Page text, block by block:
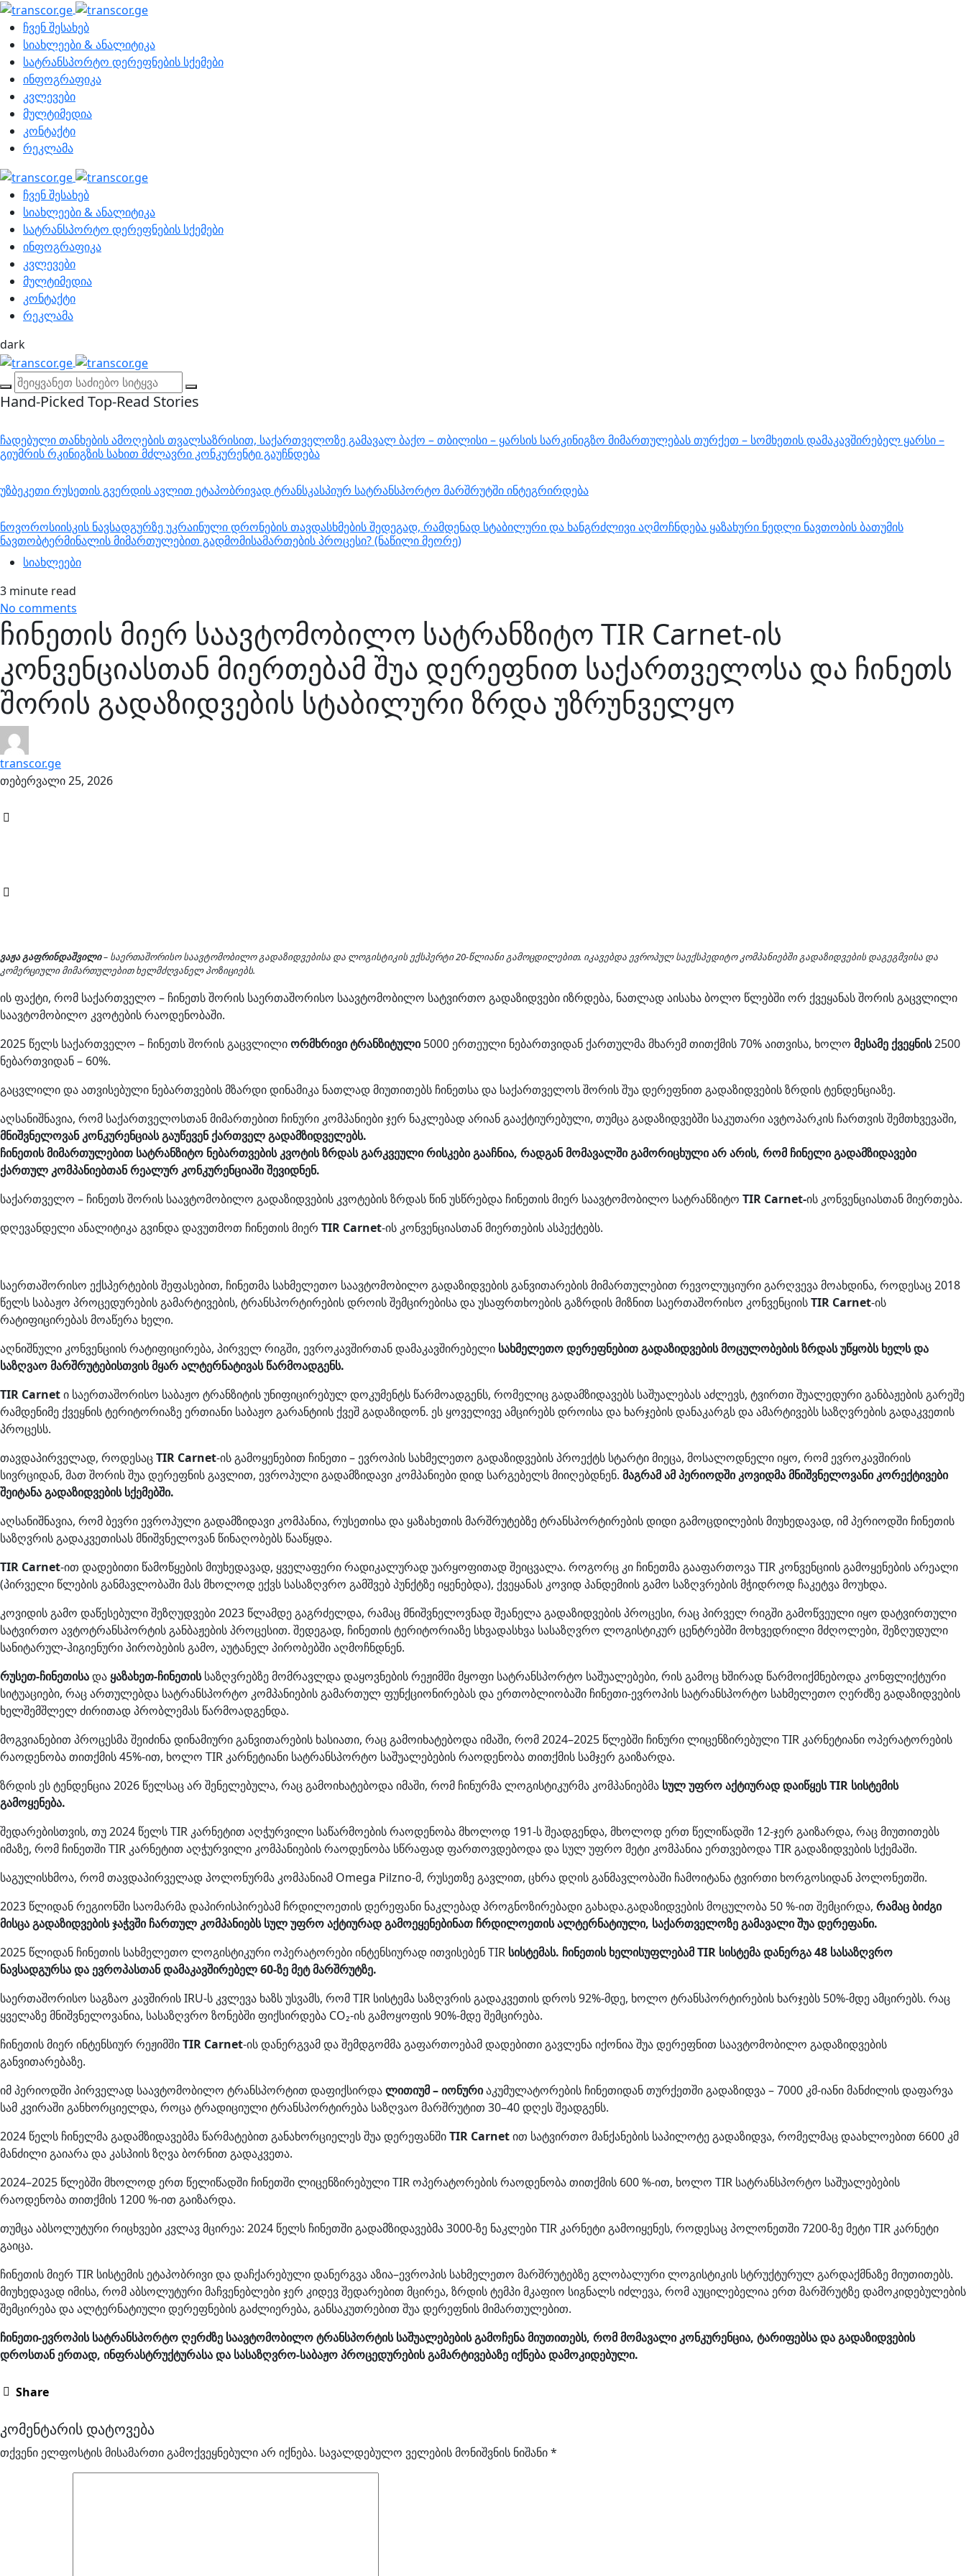
ჩვენ შესახებ
სიახლეები & ანალიტიკა
სატრანსპორტო დერეფნების სქემები
ინფოგრაფიკა
კვლევები
მულტიმედია
კონტაქტი
რეკლამა
ჩვენ შესახებ
სიახლეები & ანალიტიკა
სატრანსპორტო დერეფნების სქემები
ინფოგრაფიკა
კვლევები
მულტიმედია
კონტაქტი
რეკლამა
dark
Hand-Picked Top-Read Stories
ჩადებული თანხების ამოღების თვალსაზრისით, საქართველოზე გამავალ ბაქო – თბილისი – ყარსის სარკინიგზო მიმართულებას თურქეთ – სომხეთის დამაკავშირებელ ყარსი –
გიუმრის რკინიგზის სახით მძლავრი კონკურენტი გაუჩნდება
უზბეკეთი რუსეთის გვერდის ავლით ეტაპობრივად ტრანსკასპიურ სატრანსპორტო მარშრუტში ინტეგრირდება
ნოვოროსიისკის ნავსადგურზე უკრაინული დრონების თავდასხმების შედეგად, რამდენად სტაბილური და ხანგრძლივი აღმოჩნდება ყაზახური ნედლი ნავთობის ბათუმის
ნავთობტერმინალის მიმართულებით გადმომისამართების პროცესი? (ნაწილი მეორე)
სიახლეები
3 minute read
No comments
ჩინეთის მიერ საავტომობილო სატრანზიტო TIR Carnet-ის
კონვენციასთან მიერთებამ შუა დერეფნით საქართველოსა და ჩინეთს
შორის გადაზიდვების სტაბილური ზრდა უზრუნველყო
transcor.ge
თებერვალი 25, 2026
ვაჟა გაფრინდაშვილი– საერთაშორისო საავტომობილო გადაზიდვებისა და ლოგისტიკის ექსპერტი 20-წლიანი გამოცდილებით. იკავებდა ევროპულ საექსპედიტო კომპანიებში გადაზიდვების დაგეგმვისა და
კომერციული მიმართულებით ხელმძღვანელ პოზიციებს.
ის ფაქტი, რომ საქართველო – ჩინეთს შორის საერთაშორისო საავტომობილო სატვირთო გადაზიდვები იზრდება, ნათლად აისახა ბოლო წლებში ორ ქვეყანას შორის გაცვლილი
საავტომობილო კვოტების რაოდენობაში.
2025 წელს საქართველო – ჩინეთს შორის გაცვლილიორმხრივი ტრანზიტული5000 ერთეული ნებართვიდან ქართულმა მხარემ თითქმის 70% აითვისა, ხოლო მესამე ქვეყნის2500
ნებართვიდან – 60%.
გაცვლილი და ათვისებული ნებართვების მზარდი დინამიკა ნათლად მიუთითებს ჩინეთსა და საქართველოს შორის შუა დერეფნით გადაზიდვების ზრდის ტენდენციაზე.
აღსანიშნავია, რომ საქართველოსთან მიმართებით ჩინური კომპანიები ჯერ ნაკლებად არიან გააქტიურებული, თუმცა გადაზიდვებში საკუთარი ავტოპარკის ჩართვის შემთხვევაში,
მნიშვნელოვანკონკურენციას გაუწევენ ქართველ გადამზიდველებს.
ჩინეთის მიმართულებით სატრანზიტო ნებართვების კვოტის ზრდას გარკვეული რისკები გააჩნია, რადგან მომავალში გამორიცხული არ არის, რომ ჩინელი გადამზიდავები
ქართულ კომპანიებთან რეალურ კონკურენციაში შევიდნენ.
საქართველო – ჩინეთს შორის საავტომობილო გადაზიდვების კვოტების ზრდას წინ უსწრებდა ჩინეთის მიერ საავტომობილო სატრანზიტო TIR Carnet-ის კონვენციასთან მიერთება.
დღევანდელი ანალიტიკა გვინდა დავუთმოთ ჩინეთის მიერ TIR Carnet-ის კონვენციასთან მიერთების ასპექტებს.
საერთაშორისო ექსპერტების შეფასებით, ჩინეთმა სახმელეთო საავტომობილო გადაზიდვების განვითარების მიმართულებით რევოლუციური გარღვევა მოახდინა, როდესაც 2018
წელს საბაჟო პროცედურების გამარტივების, ტრანსპორტირების დროის შემცირებისა და უსაფრთხოების გაზრდის მიზნით საერთაშორისო კონვენციისTIR Carnet-ის
რატიფიცირებას მოაწერა ხელი.
აღნიშნული კონვენციის რატიფიცირება, პირველ რიგში, ევროკავშირთან დამაკავშირებელი სახმელეთო დერეფნებით გადაზიდვების მოცულობების ზრდას უწყობს ხელს და
საზღვაო მარშრუტებისთვის მყარ ალტერნატივას წარმოადგენს.
TIR Carnetი საერთაშორისო საბაჟო ტრანზიტის უნიფიცირებულ დოკუმენტს წარმოადგენს, რომელიც გადამზიდავებს საშუალებას აძლევს, ტვირთი შუალედური განბაჟების გარეშე
რამდენიმე ქვეყნის ტერიტორიაზე ერთიანი საბაჟო გარანტიის ქვეშ გადაზიდონ. ეს ყოველივე ამცირებს დროისა და ხარჯების დანაკარგს და ამარტივებს საზღვრების გადაკვეთის
პროცესს.
თავდაპირველად, როდესაცTIR Carnet-ის გამოყენებით ჩინეთი – ევროპის სახმელეთო გადაზიდვების პროექტს სტარტი მიეცა, მოსალოდნელი იყო, რომ ევროკავშირის
სივრციდან, მათ შორის შუა დერეფნის გავლით, ევროპული გადამზიდავი კომპანიები დიდ სარგებელს მიიღებდნენ. მაგრამ ამ პერიოდში კოვიდმა მნიშვნელოვანი კორექტივები
შეიტანა გადაზიდვების სქემებში.
აღსანიშნავია, რომ ბევრი ევროპული გადამზიდავი კომპანია, რუსეთისა და ყაზახეთის მარშრუტებზე ტრანსპორტირების დიდი გამოცდილების მიუხედავად, იმ პერიოდში ჩინეთის
საზღვრის გადაკვეთისას მნიშვნელოვან წინაღობებს წააწყდა.
TIR Carnet-ით დადებითი წამოწყების მიუხედავად, ყველაფერი რადიკალურად უარყოფითად შეიცვალა. როგორც კი ჩინეთმა გააფართოვა TIR კონვენციის გამოყენების არეალი
(პირველი წლების განმავლობაში მას მხოლოდ ექვს სასაზღვრო გამშვებ პუნქტზე იყენებდა), ქვეყანას კოვიდ პანდემიის გამო საზღვრების მჭიდროდ ჩაკეტვა მოუხდა.
კოვიდის გამო დაწესებული შეზღუდვები 2023 წლამდე გაგრძელდა, რამაც მნიშვნელოვნად შეანელა გადაზიდვების პროცესი, რაც პირველ რიგში გამოწვეული იყო დატვირთული
სატვირთო ავტოტრანსპორტის განბაჟების პროცესით. შედეგად, ჩინეთის ტერიტორიაზე სხვადასხვა სასაზღვრო ლოგისტიკურ ცენტრებში მოხვედრილი მძღოლები, შეზღუდული
სანიტარულ-ჰიგიენური პირობების გამო, აუტანელ პირობებში აღმოჩნდნენ.
რუსეთ-ჩინეთისადაყაზახეთ-ჩინეთისსაზღვრებზე მომრავლდა დაყოვნების რეჟიმში მყოფი სატრანსპორტო საშუალებები, რის გამოც ხშირად წარმოიქმნებოდა კონფლიქტური
სიტუაციები, რაც ართულებდა სატრანსპორტო კომპანიების გამართულ ფუნქციონირებას და ერთობლიობაში ჩინეთი-ევროპის სატრანსპორტო სახმელეთო ღერძზე გადაზიდვების
ხელშემშლელ ძირითად პრობლემას წარმოადგენდა.
მოგვიანებით პროცესმა შეიძინა დინამიური განვითარების ხასიათი, რაც გამოიხატებოდა იმაში, რომ 2024–2025 წლებში ჩინური ლიცენზირებული TIR კარნეტიანი ოპერატორების
რაოდენობა თითქმის 45%-ით, ხოლო TIR კარნეტიანი სატრანსპორტო საშუალებების რაოდენობა თითქმის სამჯერ გაიზარდა.
ზრდის ეს ტენდენცია 2026 წელსაც არ შენელებულა, რაც გამოიხატებოდა იმაში, რომ ჩინურმა ლოგისტიკურმა კომპანიებმა სულ უფრო აქტიურად დაიწყეს TIR სისტემის
გამოყენება.
შედარებისთვის, თუ 2024 წელს TIR კარნეტით აღჭურვილი საწარმოების რაოდენობა მხოლოდ 191-ს შეადგენდა, მხოლოდ ერთ წელიწადში 12-ჯერ გაიზარდა, რაც მიუთითებს
იმაზე, რომ ჩინეთში TIR კარნეტით აღჭურვილი კომპანიების რაოდენობა სწრაფად ფართოვდებოდა და სულ უფრო მეტი კომპანია ერთვებოდა TIR გადაზიდვების სქემაში.
საგულისხმოა, რომ თავდაპირველად პოლონურმა კომპანიამ Omega Pilzno-მ, რუსეთზე გავლით, ცხრა დღის განმავლობაში ჩამოიტანა ტვირთი ხორგოსიდან პოლონეთში.
2023 წლიდან რეგიონში საომარმა დაპირისპირებამ ჩრდილოეთის დერეფანი ნაკლებად პროგნოზირებადი გახადა.გადაზიდვების მოცულობა 50 %-ით შემცირდა, რამაც ბიძგი
მისცა გადაზიდვების ჯაჭვში ჩართულ კომპანიებს სულ უფრო აქტიურად გამოეყენებინათ ჩრდილოეთის ალტერნატიული, საქართველოზე გამავალი შუა დერეფანი.
2025 წლიდან ჩინეთის სახმელეთო ლოგისტიკური ოპერატორები ინტენსიურად ითვისებენ TIR სისტემას. ჩინეთის ხელისუფლებამ TIR სისტემა დანერგა 48 სასაზღვრო
ნავსადგურსა და ევროპასთან დამაკავშირებელ 60-ზე მეტ მარშრუტზე.
საერთაშორისო საგზაო კავშირის IRU-ს კვლევა ხაზს უსვამს, რომ TIR სისტემა საზღვრის გადაკვეთის დროს 92%-მდე, ხოლო ტრანსპორტირების ხარჯებს 50%-მდე ამცირებს. რაც
ყველაზე მნიშვნელოვანია, სასაზღვრო ზონებში ფიქსირდება CO₂-ის გამოყოფის 90%-მდე შემცირება.
ჩინეთის მიერ ინტენსიურ რეჟიმშიTIR Carnet-ის დანერგვამ და შემდგომმა გაფართოებამ დადებითი გავლენა იქონია შუა დერეფნით საავტომობილო გადაზიდვების
განვითარებაზე.
იმ პერიოდში პირველად საავტომობილო ტრანსპორტით დაფიქსირდალითიუმ – იონურიაკუმულატორების ჩინეთიდან თურქეთში გადაზიდვა – 7000 კმ-იანი მანძილის დაფარვა
სამ კვირაში განხორციელდა, როცა ტრადიციული ტრანსპორტირება საზღვაო მარშრუტით 30–40 დღეს შეადგენს.
2024 წელს ჩინელმა გადამზიდავებმა წარმატებით განახორციელეს შუა დერეფანშიTIR Carnetით სატვირთო მანქანების საპილოტე გადაზიდვა, რომელმაც დაახლოებით 6600 კმ
მანძილი გაიარა და კასპიის ზღვა ბორნით გადაკვეთა.
2024–2025 წლებში მხოლოდ ერთ წელიწადში ჩინეთში ლიცენზირებული TIR ოპერატორების რაოდენობა თითქმის 600 %-ით, ხოლო TIR სატრანსპორტო საშუალებების
რაოდენობა თითქმის 1200 %-ით გაიზარდა.
თუმცა აბსოლუტური რიცხვები კვლავ მცირეა: 2024 წელს ჩინეთში გადამზიდავებმა 3000-ზე ნაკლები TIR კარნეტი გამოიყენეს, როდესაც პოლონეთში 7200-ზე მეტი TIR კარნეტი
გაიცა.
ჩინეთის მიერ TIR სისტემის ეტაპობრივი და დაჩქარებული დანერგვა აზია–ევროპის სახმელეთო მარშრუტებზე გლობალური ლოგისტიკის სტრუქტურულ გარდაქმნაზე მიუთითებს.
მიუხედავად იმისა, რომ აბსოლუტური მაჩვენებლები ჯერ კიდევ შედარებით მცირეა, ზრდის ტემპი მკაფიო სიგნალს იძლევა, რომ აუცილებელია ერთ მარშრუტზე დამოკიდებულების
შემცირება და ალტერნატიული დერეფნების გაძლიერება, განსაკუთრებით შუა დერეფნის მიმართულებით.
ჩინეთი-ევროპის სატრანსპორტო ღერძზე საავტომობილო ტრანსპორტის საშუალებების გამოჩენა მიუთითებს, რომ მომავალი კონკურენცია, ტარიფებსა და გადაზიდვების
დროსთან ერთად, ინფრასტრუქტურასა და სასაზღვრო-საბაჟო პროცედურების გამარტივებაზე იქნება დამოკიდებული.
Share
კომენტარის დატოვება
თქვენი ელფოსტის მისამართი გამოქვეყნებული არ იქნება. სავალდებულო ველების მონიშვნის ნიშანი*